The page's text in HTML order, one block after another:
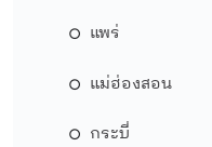
แพร่
แม่ฮ่องสอน
กระบี่